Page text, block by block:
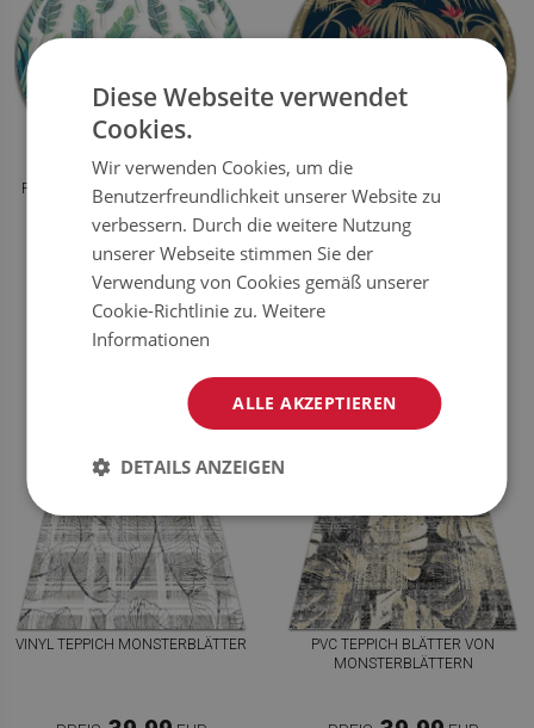
RUNDE TEPPICH PVC TROPISCHE
BLÄTTER
PREIS:39.99 EUR
JETZT
KAUFEN
RUNDE VINYL TEPPICH LÄUFER
EXOTISCHE VEGETATION
PREIS:39.99
VINYL TEPPICH MONSTERBLÄTTER
PVC TEPPICH BLÄTTER VON
MONSTERBLÄTTERN
Diese Webseite verwendet
Cookies.
Wir verwenden Cookies, um die
Benutzerfreundlichkeit unserer Website zu
verbessern. Durch die weitere Nutzung
unserer Webseite stimmen Sie der
Verwendung von Cookies gemäß unserer
Cookie-Richtlinie zu.Weitere
Informationen
ALLE AKZEPTIEREN
DETAILS ANZEIGEN